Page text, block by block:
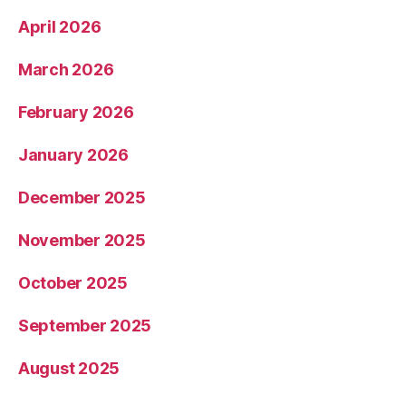
April 2026
March 2026
February 2026
January 2026
December 2025
November 2025
October 2025
September 2025
August 2025